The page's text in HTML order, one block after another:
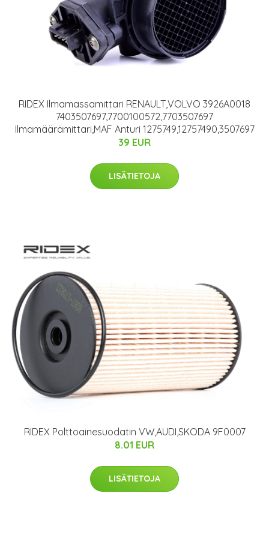
RIDEX Ilmamassamittari RENAULT,VOLVO 3926A0018
7403507697,7700100572,7703507697
Ilmamäärämittari,MAF Anturi 1275749,12757490,3507697
39 EUR
LISÄTIETOJA
RIDEX Polttoainesuodatin VW,AUDI,SKODA 9F0007
8.01 EUR
LISÄTIETOJA